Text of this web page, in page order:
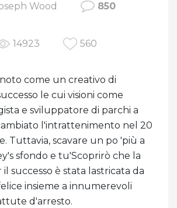
Wood 850
14923 560
come un creativo di
le cui visioni come
e sviluppatore di parchi a
l'intrattenimento nel 20
Tuttavia, scavare un po 'più a
sfondo e tu'Scoprirò che la
il successo è stata lastricata da
insieme a innumerevoli
d'arresto.